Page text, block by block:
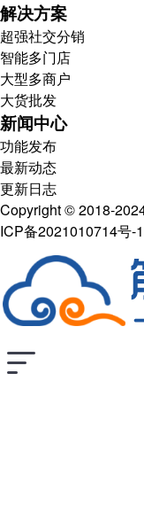
解决方案
超强社交分销
智能多门店
大型多商户
大货批发
新闻中心
功能发布
最新动态
更新日志
Copyright © 2018-
ICP备2021010714号-1